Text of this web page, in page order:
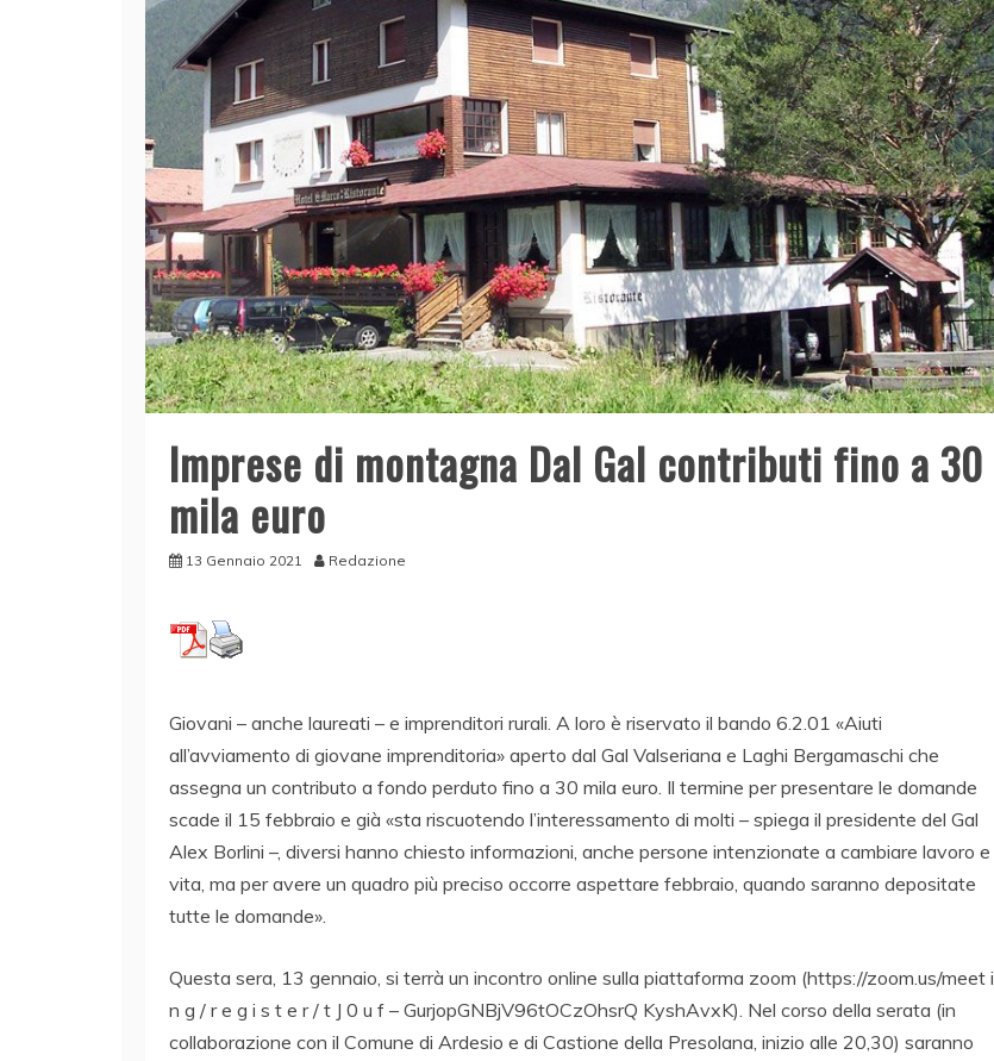
Imprese di montagna Dal Gal contributi fino a 30
mila euro
13 Gennaio 2021 Redazione
Giovani – anche laureati – e imprenditori rurali. A loro è riservato il bando 6.2.01 «Aiuti
all’avviamento di giovane imprenditoria» aperto dal Gal Valseriana e Laghi Bergamaschi che
assegna un contributo a fondo perduto fino a 30 mila euro. Il termine per presentare le domande
scade il 15 febbraio e già «sta riscuotendo l’interessamento di molti – spiega il presidente del Gal
Alex Borlini –, diversi hanno chiesto informazioni, anche persone intenzionate a cambiare lavoro e
vita, ma per avere un quadro più preciso occorre aspettare febbraio, quando saranno depositate
tutte le domande».
Questa sera, 13 gennaio, si terrà un incontro online sulla piattaforma zoom (https://zoom.us/meet i
n g / r e g i s t e r / t J 0 u f – GurjopGNBjV96tOCzOhsrQ KyshAvxK). Nel corso della serata (in
collaborazione con il Comune di Ardesio e di Castione della Presolana, inizio alle 20,30) saranno